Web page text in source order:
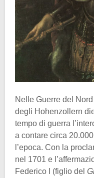
Nelle Guerre del
degli Hohenzollern
tempo di guerra
a contare circa
l’epoca. Con la
nel 1701 e
Federico I (figlio del